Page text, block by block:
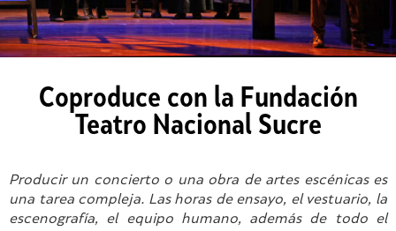
Coproduce con la Fundación
Teatro Nacional Sucre
Producir un concierto o una obra de artes escénicas es
una tarea compleja. Las horas de ensayo, el vestuario, la
escenografía, el equipo humano, además de todo el